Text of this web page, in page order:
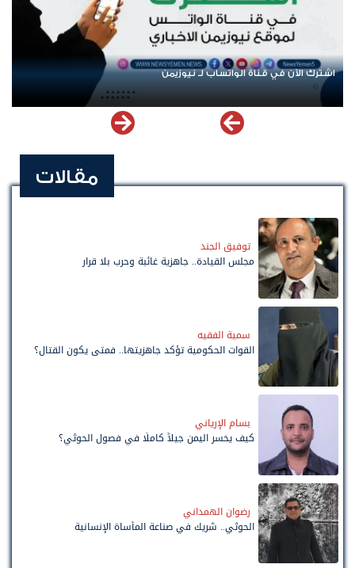
عودة الرحلات الدولية إلى اليمن.. ادعاء حكومي بلا معطيات
مقالات
توفيق الجند
مجلس القيادة.. جاهزية غائبة وحرب بلا قرار
سمية الفقيه
القوات الحكومية تؤكد جاهزيتها.. فمتى يكون القتال؟
بسام الإرياني
كيف يخسر اليمن جيلاً كاملًا في فصول الحوثي؟
رضوان الهمداني
الحوثي.. شريك في صناعة المأساة الإنسانية